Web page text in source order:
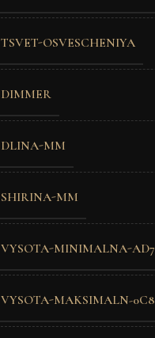
TSVET-OSVESCHENIYA
DIMMER
DLINA-MM
SHIRINA-MM
VYSOTA-MINIMALNA-AD7
VYSOTA-MAKSIMALN-0C8